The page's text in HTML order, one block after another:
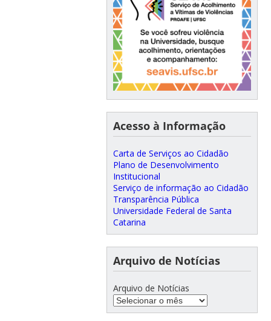
Acesso à Informação
Carta de Serviços ao Cidadão
Plano de Desenvolvimento
Institucional
Serviço de informação ao Cidadão
Transparência Pública
Universidade Federal de Santa
Catarina
Arquivo de Notícias
Arquivo de Notícias